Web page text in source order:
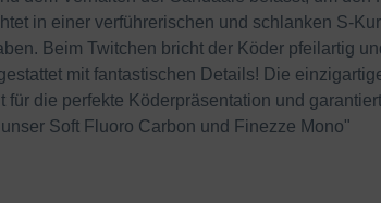
in einer verführerischen und schlanken S-
Beim Twitchen bricht der Köder pfeilartig
mit fantastischen Details! Die
die perfekte Köderpräsentation und
Soft Fluoro Carbon und Finezze Mono"